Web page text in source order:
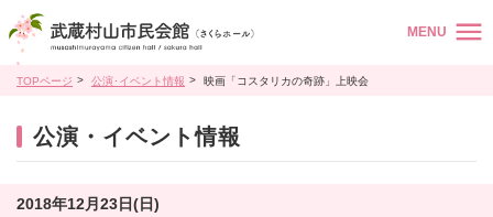
MENU
TOPページ 公演･イベント情報 映画「コスタリカの奇跡」上映会
公演・イベント情報
2018年12月23日(日)